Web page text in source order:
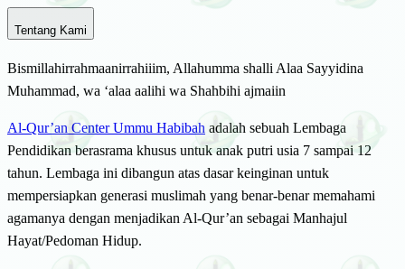
Tentang Kami
Bismillahirrahmaanirrahiiim, Allahumma shalli Alaa Sayyidina
Muhammad, wa ‘alaa aalihi wa Shahbihi ajmaiin
Al-Qur’an Center Ummu Habibah adalah sebuah Lembaga
Pendidikan berasrama khusus untuk anak putri usia 7 sampai 12
tahun. Lembaga ini dibangun atas dasar keinginan untuk
mempersiapkan generasi muslimah yang benar-benar memahami
agamanya dengan menjadikan Al-Qur’an sebagai Manhajul
Hayat/Pedoman Hidup.